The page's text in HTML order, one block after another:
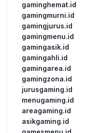
gaminghemat.id
gamingmurni.id
gamingjurus.id
gamingmenu.id
gamingasik.id
gamingahli.id
gamingarea.id
gamingzona.id
jurusgaming.id
menugaming.id
areagaming.id
asikgaming.id